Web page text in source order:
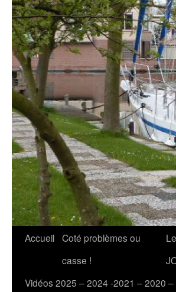
Accueil Coté problèmes ou
casse !
Vidéos 2025 – 2024 -2021 – 2020